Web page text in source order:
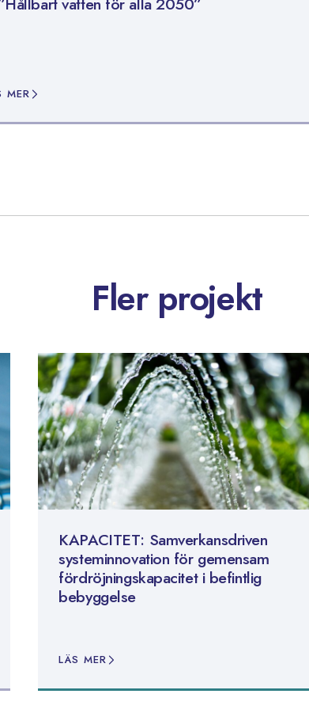
MER
Fler projekt
KAPACITET: Samverkansdriven
systeminnovation för gemensam
fördröjningskapacitet i befintlig
bebyggelse
LÄS MER